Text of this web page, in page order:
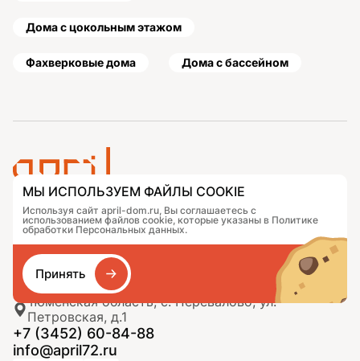
Дома с цокольным этажом
Фахверковые дома Дома с бассейном
Проекты
Подобрать дом
Портфолио
О компании
Сравнение
Контакты
Журнал
Как заказать
Тюменская область, с. Перевалово, ул.
Петровская, д.1
+7 (3452) 60-84-88
info@april72.ru
МЫ ИСПОЛЬЗУЕМ ФАЙЛЫ COOKIE
Используя сайт april-dom.ru, Вы соглашаетесь с
использованием файлов cookie, которые указаны в Политике
обработки Персональных данных.
Принять